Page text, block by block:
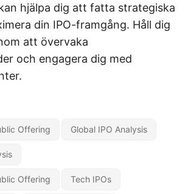
hjälpa dig att fatta strategiska
din IPO-framgång. Håll dig
att övervaka
och engagera dig med
Offering Global IPO Analysis
Offering Tech IPOs